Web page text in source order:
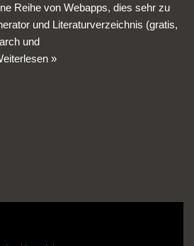
Reihe von Webapps, dies sehr zu
und Literaturverzeichnis (gratis,
und
»